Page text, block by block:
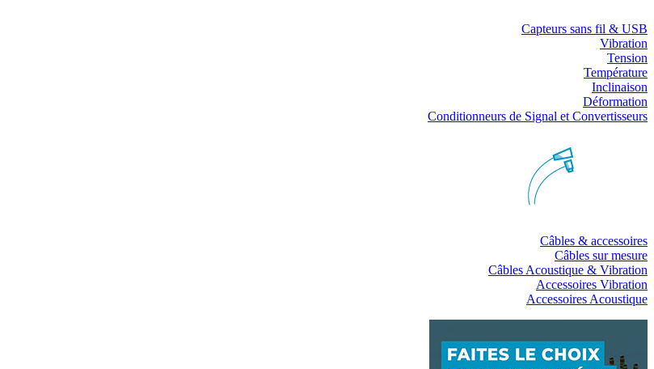
Capteurs sans fil & USB
Vibration
Tension
Température
Inclinaison
Déformation
Conditionneurs de Signal et Convertisseurs
Câbles & accessoires
Câbles sur mesure
Câbles Acoustique & Vibration
Accessoires Vibration
Accessoires Acoustique